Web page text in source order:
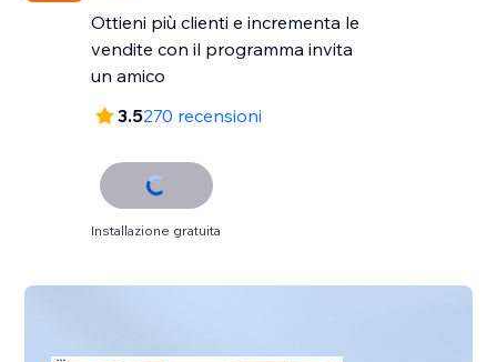
Ottieni più clienti e incrementa le
vendite con il programma invita
un amico
3.5270 recensioni
Installazione gratuita